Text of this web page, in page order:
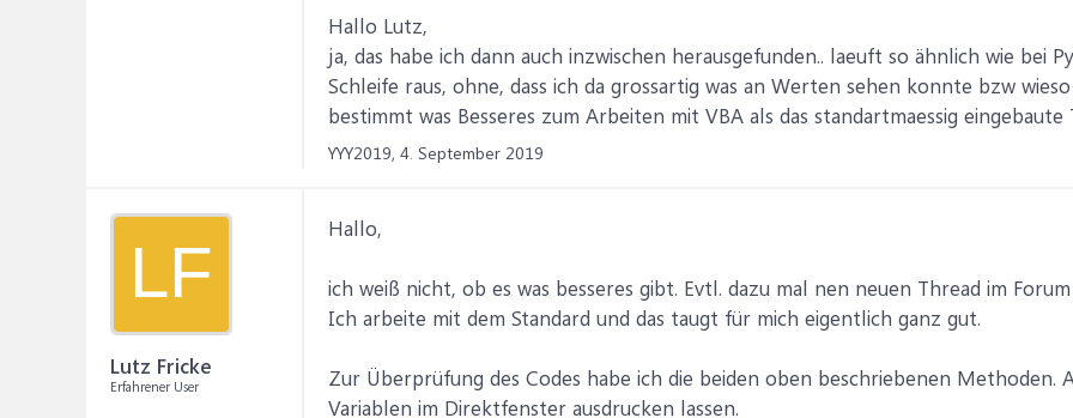
Hallo Lutz,
ja, das habe ich dann auch inzwischen herausgefunden.. laeuft so ähnlich wie bei
Schleife raus, ohne, dass ich da grossartig was an Werten sehen konnte bzw
bestimmt was Besseres zum Arbeiten mit VBA als das standartmaessig eingebaute
YYY2019, 4. September 2019
LF
Lutz Fricke
Erfahrener User
Hallo,
ich weiß nicht, ob es was besseres gibt. Evtl. dazu mal nen neuen Thread im
Ich arbeite mit dem Standard und das taugt für mich eigentlich ganz gut.
Zur Überprüfung des Codes habe ich die beiden oben beschriebenen Methoden.
Variablen im Direktfenster ausdrucken lassen.